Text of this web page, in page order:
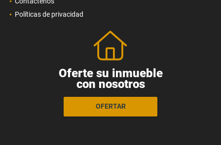
Políticas de privacidad
Oferte su inmueble
con nosotros
OFERTAR